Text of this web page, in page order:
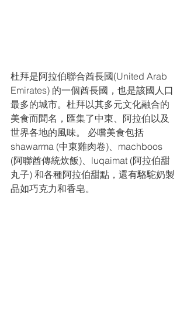
杜拜是阿拉伯聯合酋長國(United Arab
Emirates) 的一個酋長國，也是該國人口
最多的城市。杜拜以其多元文化融合的
美食而聞名，匯集了中東、阿拉伯以及
世界各地的風味。 必嚐美食包括
shawarma (中東雞肉卷)、machboos
(阿聯酋傳統炊飯)、luqaimat (阿拉伯甜
丸子) 和各種阿拉伯甜點，還有駱駝奶製
品如巧克力和香皂。